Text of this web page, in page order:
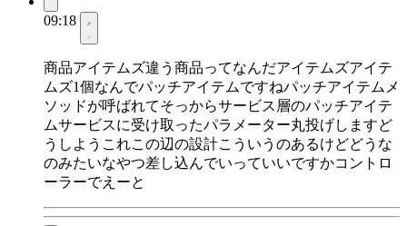
09:18
商品アイテムズ違う商品ってなんだアイテムズアイテ
ムズ1個なんでパッチアイテムですねパッチアイテムメ
ソッドが呼ばれてそっからサービス層のパッチアイテ
ムサービスに受け取ったパラメーター丸投げしますど
うしようこれこの辺の設計こういうのあるけどどうな
のみたいなやつ差し込んでいっていいですかコントロ
ーラーでえーと